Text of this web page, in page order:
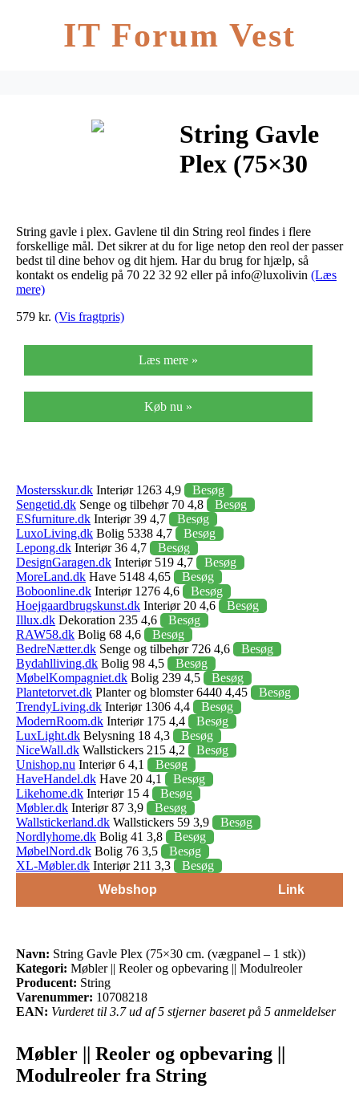
IT Forum Vest
String Gavle
Plex (75×30
– 1 stk))
String gavle i plex. Gavlene til din String reol findes i flere
forskellige mål. Det sikrer at du for lige netop den reol der passer
bedst til dine behov og dit hjem. Har du brug for hjælp, så
kontakt os endelig på 70 22 32 92 eller på info@luxolivin (Læs
mere)
579 kr. (Vis fragtpris)
Læs mere »
Køb nu »
Mostersskur.dk Interiør 1263 4,9
Besøg
Sengetid.dk Senge og tilbehør 70 4,8
Besøg
ESfurniture.dk Interiør 39 4,7
Besøg
LuxoLiving.dk Bolig 5338 4,7
Besøg
Lepong.dk Interiør 36 4,7
Besøg
DesignGaragen.dk Interiør 519 4,7
Besøg
MoreLand.dk Have 5148 4,65
Besøg
Boboonline.dk Interiør 1276 4,6
Besøg
Hoejgaardbrugskunst.dk Interiør 20 4,6
Besøg
Illux.dk Dekoration 235 4,6
Besøg
RAW58.dk Bolig 68 4,6
Besøg
BedreNætter.dk Senge og tilbehør 726 4,6
Besøg
Bydahlliving.dk Bolig 98 4,5
Besøg
MøbelKompagniet.dk Bolig 239 4,5
Besøg
Plantetorvet.dk Planter og blomster 6440 4,45
Besøg
TrendyLiving.dk Interiør 1306 4,4
Besøg
ModernRoom.dk Interiør 175 4,4
Besøg
LuxLight.dk Belysning 18 4,3
Besøg
NiceWall.dk Wallstickers 215 4,2
Besøg
Unishop.nu Interiør 6 4,1
Besøg
HaveHandel.dk Have 20 4,1
Besøg
Likehome.dk Interiør 15 4
Besøg
Møbler.dk Interiør 87 3,9
Besøg
Wallstickerland.dk Wallstickers 59 3,9
Besøg
Nordlyhome.dk Bolig 41 3,8
Besøg
MøbelNord.dk Bolig 76 3,5
Besøg
XL-Møbler.dk Interiør 211 3,3
Besøg
Webshop
Link
Navn: String Gavle Plex (75×30 cm. (vægpanel – 1 stk))
Kategori: Møbler || Reoler og opbevaring || Modulreoler
Producent: String
Varenummer: 10708218
EAN: Vurderet til 3.7 ud af 5 stjerner baseret på 5 anmeldelser
Møbler || Reoler og opbevaring ||
Modulreoler fra String